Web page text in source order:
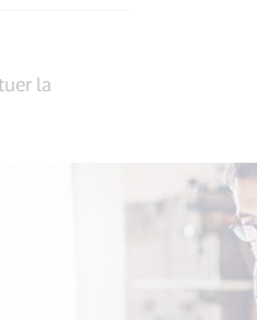
la